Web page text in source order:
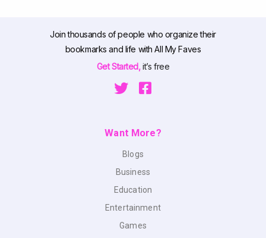
Join thousands of people who organize their
bookmarks and life with All My Faves
Get Started,it’s free
Want More?
Blogs
Business
Education
Entertainment
Games